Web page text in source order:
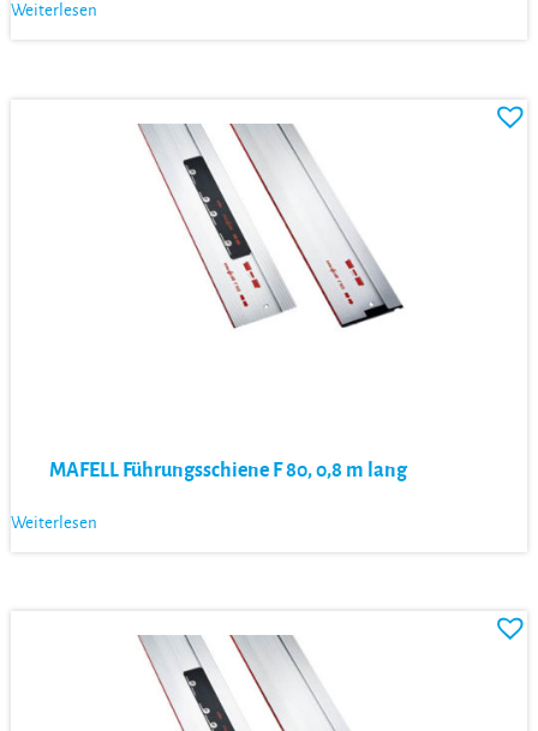
Weiterlesen
MAFELL Führungsschiene F 80, 0,8 m lang
Weiterlesen